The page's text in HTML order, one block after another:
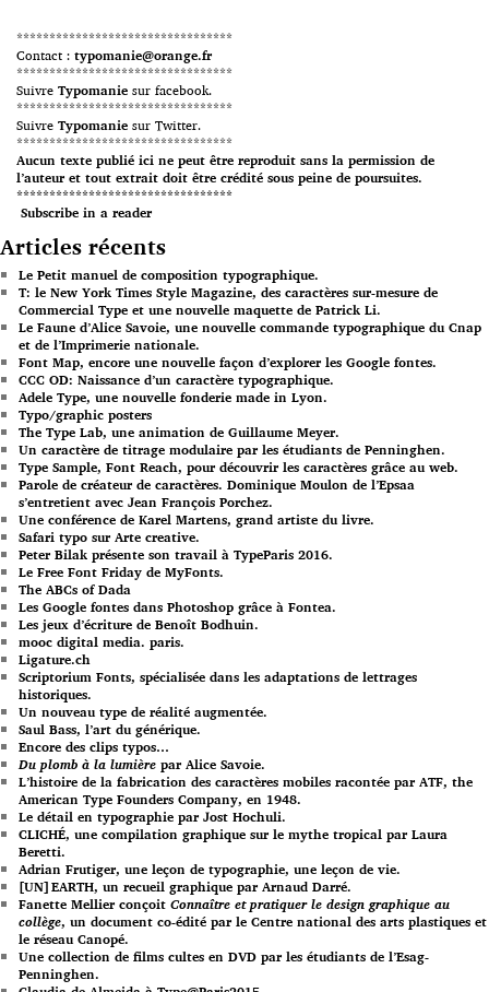
*********************************
Contact : typomanie@orange.fr
*********************************
Suivre Typomanie sur facebook.
*********************************
Suivre Typomanie sur Twitter.
*********************************
Aucun texte publié ici ne peut être reproduit sans la permission de
l’auteur et tout extrait doit être crédité sous peine de poursuites.
*********************************
Subscribe in a reader
Articles récents
Le Petit manuel de composition typographique.
T: le New York Times Style Magazine, des caractères sur-mesure de
Commercial Type et une nouvelle maquette de Patrick Li.
Le Faune d’Alice Savoie, une nouvelle commande typographique du Cnap
et de l’Imprimerie nationale.
Font Map, encore une nouvelle façon d’explorer les Google fontes.
CCC OD: Naissance d’un caractère typographique.
Adele Type, une nouvelle fonderie made in Lyon.
Typo/graphic posters
The Type Lab, une animation de Guillaume Meyer.
Un caractère de titrage modulaire par les étudiants de Penninghen.
Type Sample, Font Reach, pour découvrir les caractères grâce au web.
Parole de créateur de caractères. Dominique Moulon de l’Epsaa
s’entretient avec Jean François Porchez.
Une conférence de Karel Martens, grand artiste du livre.
Safari typo sur Arte creative.
Peter Bilak présente son travail à TypeParis 2016.
Le Free Font Friday de MyFonts.
The ABCs of Dada
Les Google fontes dans Photoshop grâce à Fontea.
Les jeux d’écriture de Benoît Bodhuin.
mooc digital media. paris.
Ligature.ch
Scriptorium Fonts, spécialisée dans les adaptations de lettrages
historiques.
Un nouveau type de réalité augmentée.
Saul Bass, l’art du générique.
Encore des clips typos…
Du plomb à la lumière par Alice Savoie.
L’histoire de la fabrication des caractères mobiles racontée par ATF, the
American Type Founders Company, en 1948.
Le détail en typographie par Jost Hochuli.
CLICHÉ, une compilation graphique sur le mythe tropical par Laura
Beretti.
Adrian Frutiger, une leçon de typographie, une leçon de vie.
[UN]EARTH, un recueil graphique par Arnaud Darré.
Fanette Mellier conçoit Connaître et pratiquer le design graphique au
collège, un document co-édité par le Centre national des arts plastiques et
le réseau Canopé.
Une collection de films cultes en DVD par les étudiants de l’Esag-
Penninghen.